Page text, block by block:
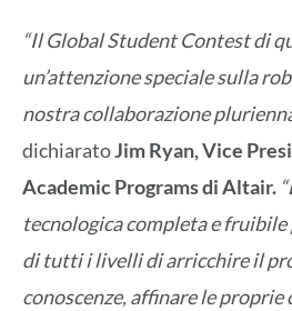
“Il Global Student Contest di
un’attenzione speciale sulla
nostra collaborazione
dichiaratoJim Ryan, Vice
Academic Programs di Altair.
tecnologica completa e
di tutti i livelli di arricchire il
conoscenze, affinare le proprie